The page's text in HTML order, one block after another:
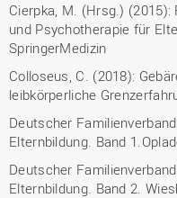
Cierpka, M. (Hrsg.)
und Psychotherapie für
SpringerMedizin
Colloseus, C. (2018):
leibkörperliche
Deutscher
Elternbildung. Band
Deutscher
Elternbildung. Band 2.